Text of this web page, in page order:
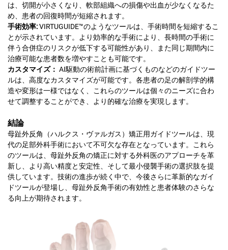
は、切開が小さくなり、軟部組織への損傷や出血が少なくなるた
め、患者の回復時間が短縮されます。
手術効率:VIRTUGUIDE™のようなツールは、手術時間を短縮するこ
とが示されています。より効率的な手術により、長時間の手術に
伴う合併症のリスクが低下する可能性があり、また同じ期間内に
治療可能な患者数を増やすことも可能です。
カスタマイズ： AI駆動の術前計画に基づくものなどのガイドツー
ルは、高度なカスタマイズが可能です。各患者の足の解剖学的構
造や変形は一様ではなく、これらのツールは個々のニーズに合わ
せて調整することができ、より的確な治療を実現します。
結論
母趾外反角（ハルクス・ヴァルガス）矯正用ガイドツールは、現
代の足部外科手術において不可欠な存在となっています。これら
のツールは、母趾外反角の矯正に対する外科医のアプローチを革
新し、より高い精度と安定性、そして最小侵襲手術の選択肢を提
供しています。技術の進歩が続く中で、今後さらに革新的なガイ
ドツールが登場し、母趾外反角手術の有効性と患者体験のさらな
る向上が期待されます。